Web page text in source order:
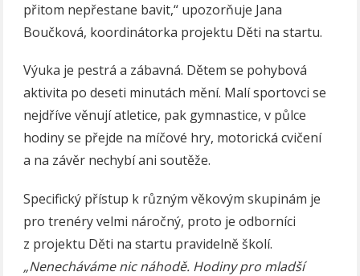
přitom nepřestane bavit,“ upozorňuje Jana
Boučková, koordinátorka projektu Děti na startu.
Výuka je pestrá a zábavná. Dětem se pohybová
aktivita po deseti minutách mění. Malí sportovci se
nejdříve věnují atletice, pak gymnastice, v půlce
hodiny se přejde na míčové hry, motorická cvičení
a na závěr nechybí ani soutěže.
Specifický přístup k různým věkovým skupinám je
pro trenéry velmi náročný, proto je odborníci
z projektu Děti na startu pravidelně školí.
„Nenecháváme nic náhodě. Hodiny pro mladší